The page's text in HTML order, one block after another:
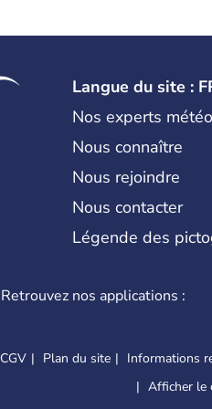
Langue du site :
Nos experts météo
Nous connaître
Nous rejoindre
Nous contacter
Légende des
Retrouvez nos applications :
CGV Plan du site Informations
Afficher le